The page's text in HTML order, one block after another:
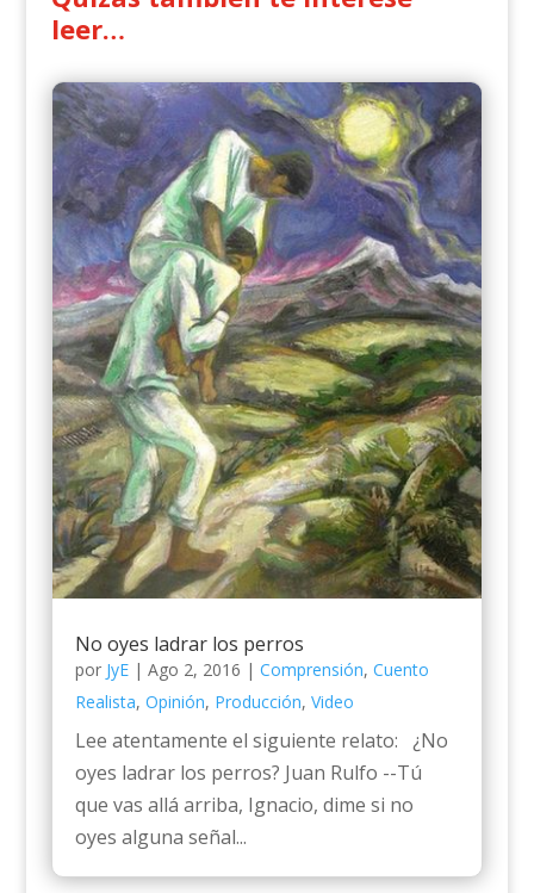
leer…
No oyes ladrar los perros
por JyE| Ago 2, 2016 | Comprensión, Cuento
Realista, Opinión, Producción, Video
Lee atentamente el siguiente relato: ¿No
oyes ladrar los perros? Juan Rulfo --Tú
que vas allá arriba, Ignacio, dime si no
oyes alguna señal...